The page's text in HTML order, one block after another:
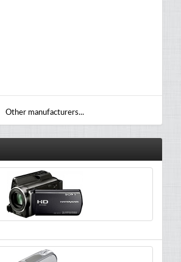
Other manufacturers...